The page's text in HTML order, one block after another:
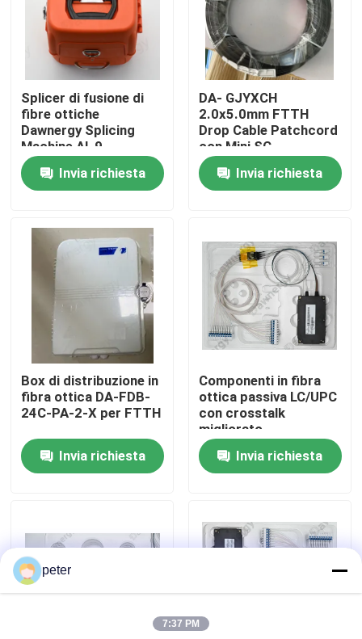
Casa
Video
Circa noi
Giro della fabbrica
Contattici
Casi
Richieda una citazione
Splicer di fusione di
fibre ottiche
Dawnergy Splicing
Machine AI-9
Invia richiesta
DA- GJYXCH
2.0x5.0mm FTTH
Drop Cable Patchcord
con Mini SC
connettore
impermeabile e
connettore a tubo
Invia richiesta
Box di distribuzione in
fibra ottica DA-FDB-
24C-PA-2-X per FTTH
Invia richiesta
Componenti in fibra
ottica passiva LC/UPC
con crosstalk
migliorato
Invia richiesta
peter
7:37 PM